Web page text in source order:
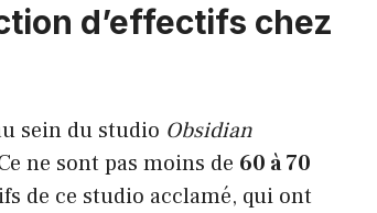
d’effectifs chez
sein du studio Obsidian
ne sont pas moins de 60 à 70
de ce studio acclamé, qui ont